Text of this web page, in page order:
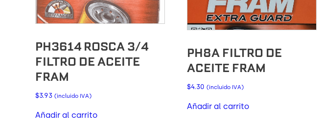
PH3614 ROSCA 3/4
FILTRO DE ACEITE
FRAM
$3.93 (incluido IVA)
Añadir al carrito
PH8A FILTRO DE
ACEITE FRAM
$4.30 (incluido IVA)
Añadir al carrito